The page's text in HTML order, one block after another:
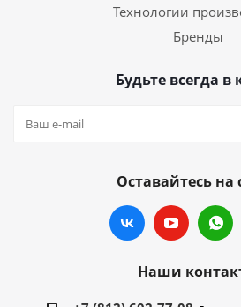
Технологии
Бренды
Будьте всегда в
Оставайтесь на
Наши